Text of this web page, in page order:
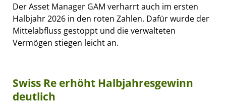
Der Asset Manager GAM verharrt auch im ersten
Halbjahr 2026 in den roten Zahlen. Dafür wurde der
Mittelabfluss gestoppt und die verwalteten
Vermögen stiegen leicht an.
Swiss Re erhöht Halbjahresgewinn
deutlich